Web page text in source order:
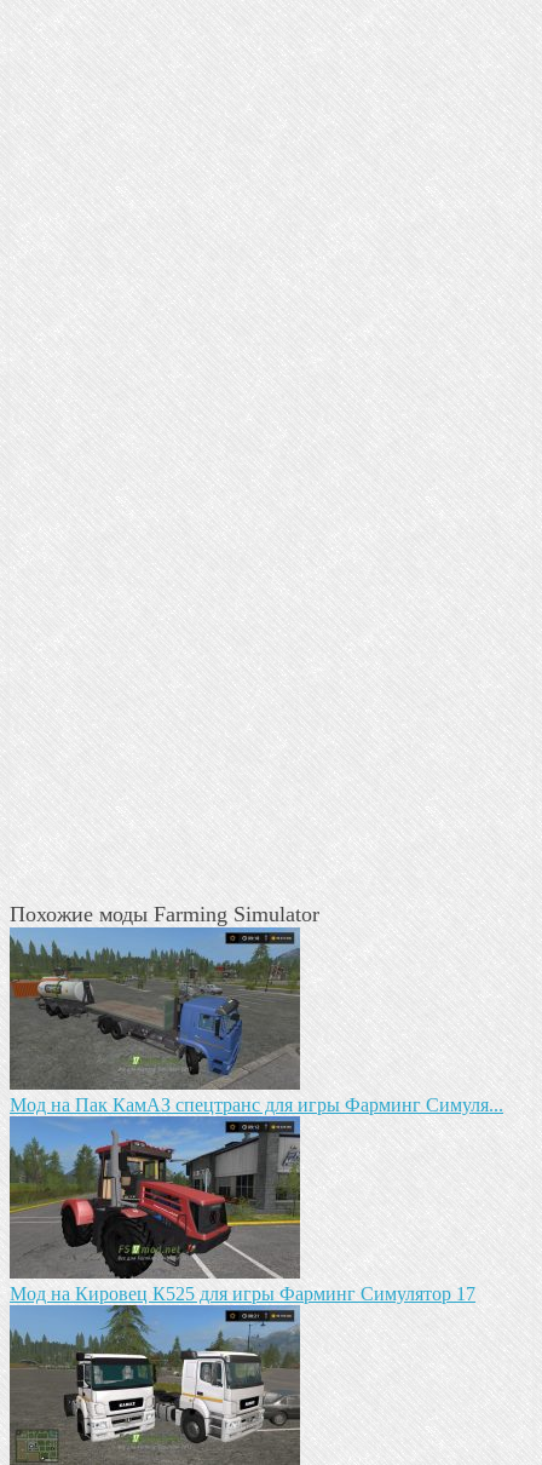
Похожие моды Farming Simulator
Mод на Пак КамАЗ спецтранс для игры Фарминг Симуля...
Mод на Кировец К525 для игры Фарминг Симулятор 17